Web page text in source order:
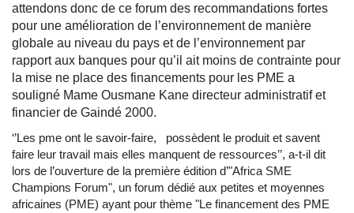
attendons donc de ce forum des recommandations fortes
pour une amélioration de l’environnement de manière
globale au niveau du pays et de l’environnement par
rapport aux banques pour qu’il ait moins de contrainte pour
la mise ne place des financements pour les PME a
souligné Mame Ousmane Kane directeur administratif et
financier de Gaindé 2000.
‘’Les pme ont le savoir-faire, possèdent le produit et savent
faire leur travail mais elles manquent de ressources’’, a-t-il dit
lors de l’ouverture de la première édition d’"Africa SME
Champions Forum", un forum dédié aux petites et moyennes
africaines (PME) ayant pour thème "Le financement des PME